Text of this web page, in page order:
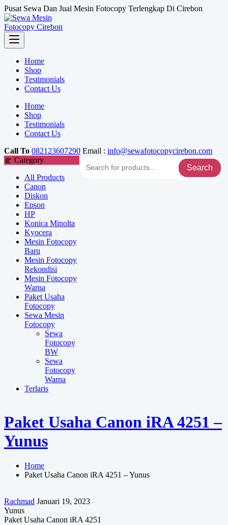
Skip
to
content
Pusat Sewa Dan Jual Mesin Fotocopy Terlengkap Di Cirebon
Home
Shop
Testimonials
Contact Us
Home
Shop
Testimonials
Contact Us
Call To 082123607290 Email : info@sewafotocopycirebon.com
Category
All Products
Canon
Diskon
Epson
HP
Konica Minolta
Kyocera
Mesin Fotocopy
Baru
Mesin Fotocopy
Rekondisi
Mesin Fotocopy
Warna
Paket Usaha
Fotocopy
Sewa Mesin
Fotocopy
Sewa
Fotocopy
BW
Sewa
Fotocopy
Warna
Terlaris
Search
Paket Usaha Canon iRA 4251 –
Yunus
Home
Paket Usaha Canon iRA 4251 – Yunus
Rachmad Januari 19, 2023
Yunus
Paket Usaha Canon iRA 4251